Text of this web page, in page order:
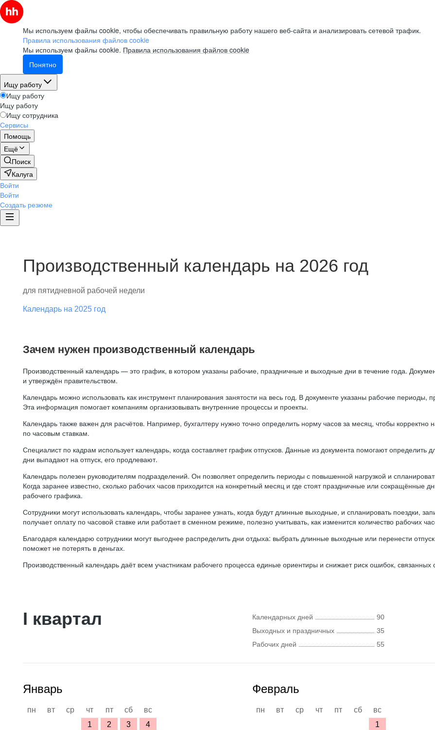
Мы используем файлы cookie, чтобы обеспечивать правильную работу нашего веб-сайта и анализировать сетевой трафик.
Правила использования файлов cookie
Мы используем файлы cookie. Правила использования файлов cookie
Понятно
Ищу работу
Ищу работу
Ищу работу
Ищу сотрудника
Сервисы
Помощь
Ещё
Поиск
Калуга
Войти
Войти
Создать резюме
Производственный календарь на 2026 год
для пятидневной рабочей недели
Календарь на 2025 год
Зачем нужен производственный календарь
Производственный календарь — это график, в котором указаны рабочие, праздничные и выходные дни в течение года.
и утверждён правительством.
Календарь можно использовать как инструмент планирования занятости на весь год. В документе указаны рабочие
Эта информация помогает компаниям организовывать внутренние процессы и проекты.
Календарь также важен для расчётов. Например, бухгалтеру нужно точно определить норму часов за месяц, чтобы корректно
по часовым ставкам.
Специалист по кадрам использует календарь, когда составляет график отпусков. Данные из документа помогают определить
дни выпадают на отпуск, его продлевают.
Календарь полезен руководителям подразделений. Он позволяет определить периоды с повышенной нагрузкой и
Когда заранее известно, сколько рабочих часов приходится на конкретный месяц и где стоят праздничные или сокращённые
рабочего графика.
Сотрудники могут использовать календарь, чтобы заранее узнать, когда будут длинные выходные, и спланировать поездки,
получает оплату по часовой ставке или работает в сменном режиме, полезно учитывать, как изменится количество рабочих
Благодаря календарю сотрудники могут выгоднее распределить дни отдыха: выбрать длинные выходные или перенести
поможет не потерять в деньгах.
Производственный календарь даёт всем участникам рабочего процесса единые ориентиры и снижает риск ошибок, связанных
I квартал Календарных дней
90
Выходных и праздничных
35
Рабочих дней
55
Январь
пн вт ср чт пт сб
вс
1
2 3
4
Февраль
пн вт ср чт пт сб
вс
1